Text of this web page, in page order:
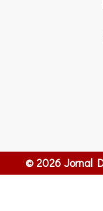
© 2026 Jornal